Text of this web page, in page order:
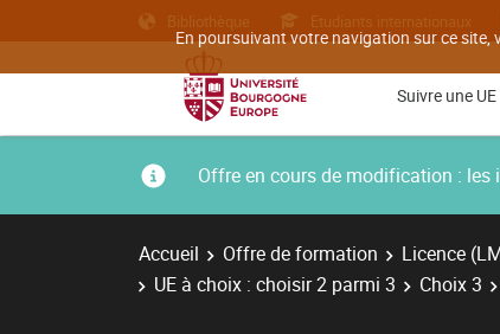
En poursuivant votre navigation sur ce
Bibliothèque Etudiants internationaux
Suivre une
Offre en cours de modification : les
Accueil Offre de formation Licence
UE à choix : choisir 2 parmi 3
Choix 3